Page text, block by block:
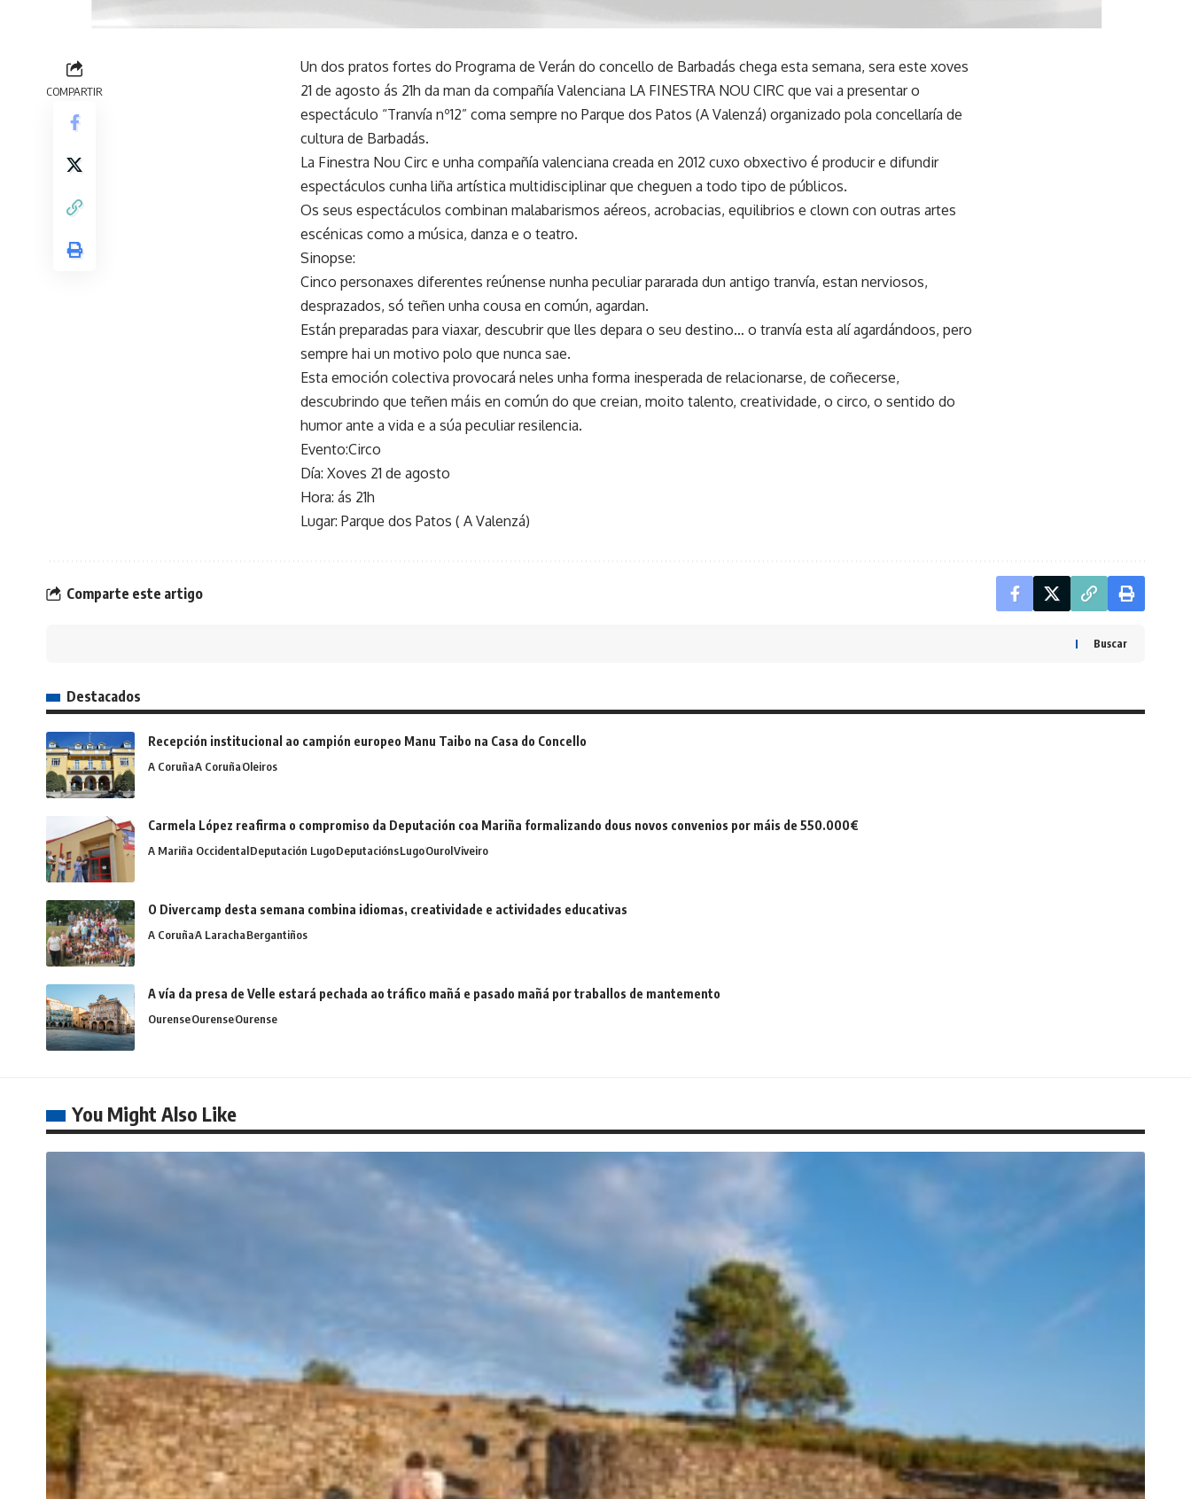
COMPARTIR
Un dos pratos fortes do Programa de Verán do concello de Barbadás chega esta semana, sera este xoves
21 de agosto ás 21h da man da compañía Valenciana LA FINESTRA NOU CIRC que vai a presentar o
espectáculo “Tranvía nº12” coma sempre no Parque dos Patos (A Valenzá) organizado pola concellaría de
cultura de Barbadás.
La Finestra Nou Circ e unha compañía valenciana creada en 2012 cuxo obxectivo é producir e difundir
espectáculos cunha liña artística multidisciplinar que cheguen a todo tipo de públicos.
Os seus espectáculos combinan malabarismos aéreos, acrobacias, equilibrios e clown con outras artes
escénicas como a música, danza e o teatro.
Sinopse:
Cinco personaxes diferentes reúnense nunha peculiar pararada dun antigo tranvía, estan nerviosos,
desprazados, só teñen unha cousa en común, agardan.
Están preparadas para viaxar, descubrir que lles depara o seu destino… o tranvía esta alí agardándoos, pero
sempre hai un motivo polo que nunca sae.
Esta emoción colectiva provocará neles unha forma inesperada de relacionarse, de coñecerse,
descubrindo que teñen máis en común do que creian, moito talento, creatividade, o circo, o sentido do
humor ante a vida e a súa peculiar resilencia.
Evento:Circo
Día: Xoves 21 de agosto
Hora: ás 21h
Lugar: Parque dos Patos ( A Valenzá)
Comparte este artigo
Buscar
Destacados
Recepción institucional ao campión europeo Manu Taibo na Casa do Concello
A CoruñaA CoruñaOleiros
Carmela López reafirma o compromiso da Deputación coa Mariña formalizando dous novos convenios por máis de 550.000€
A Mariña OccidentalDeputación LugoDeputaciónsLugoOurolViveiro
O Divercamp desta semana combina idiomas, creatividade e actividades educativas
A CoruñaA LarachaBergantiños
A vía da presa de Velle estará pechada ao tráfico mañá e pasado mañá por traballos de mantemento
OurenseOurenseOurense
You Might Also Like